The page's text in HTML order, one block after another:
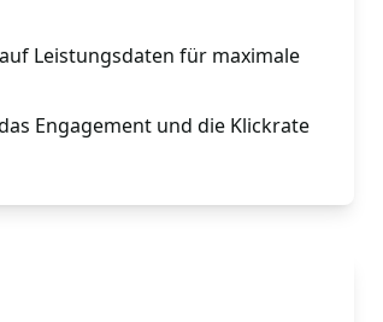
Leistungsdaten für maximale
Engagement und die Klickrate